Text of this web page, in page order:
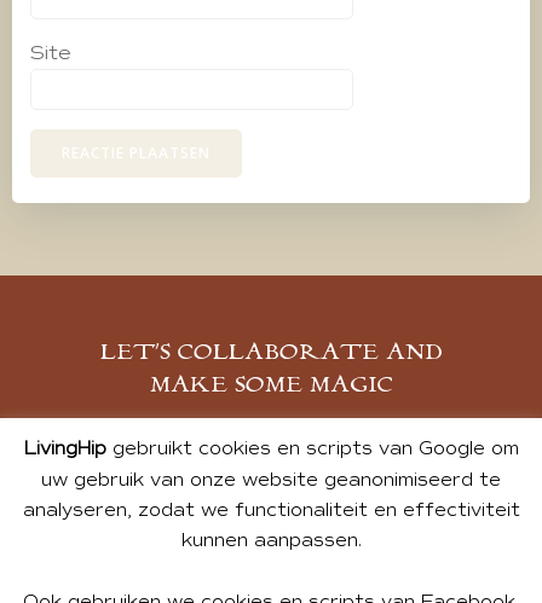
Site
LET’S COLLABORATE AND
MAKE SOME MAGIC
MELD JE AAN
LivingHipgebruikt cookies en scripts van Google om
uw gebruik van onze website geanonimiseerd te
analyseren, zodat we functionaliteit en effectiviteit
kunnen aanpassen.